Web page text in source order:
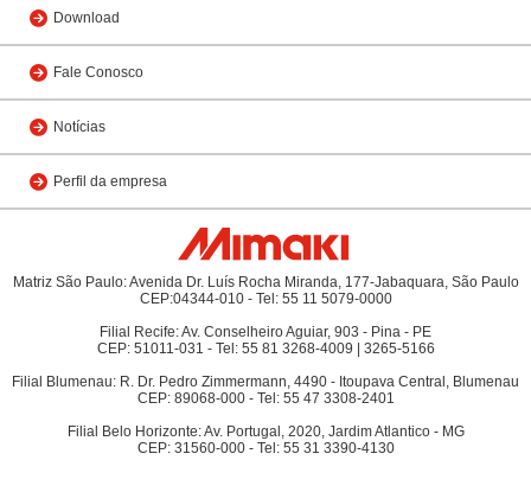
Download
Fale Conosco
Notícias
Perfil da empresa
Matriz São Paulo: Avenida Dr. Luís Rocha Miranda, 177-Jabaquara, São Paulo
CEP:04344-010 - Tel: 55 11 5079-0000
Filial Recife: Av. Conselheiro Aguiar, 903 - Pina - PE
CEP: 51011-031 - Tel: 55 81 3268-4009 | 3265-5166
Filial Blumenau: R. Dr. Pedro Zimmermann, 4490 - Itoupava Central, Blumenau
CEP: 89068-000 - Tel: 55 47 3308-2401
Filial Belo Horizonte: Av. Portugal, 2020, Jardim Atlantico - MG
CEP: 31560-000 - Tel: 55 31 3390-4130